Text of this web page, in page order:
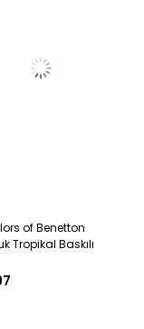
of Benetton
Tropikal Baskılı